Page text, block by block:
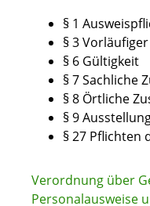
§ 1
§ 3
§ 6 Gültigkeit
§ 7 Sachliche
§ 8 Örtliche
§ 9
§ 27 Pflichten
Verordnung über
Personalausweise